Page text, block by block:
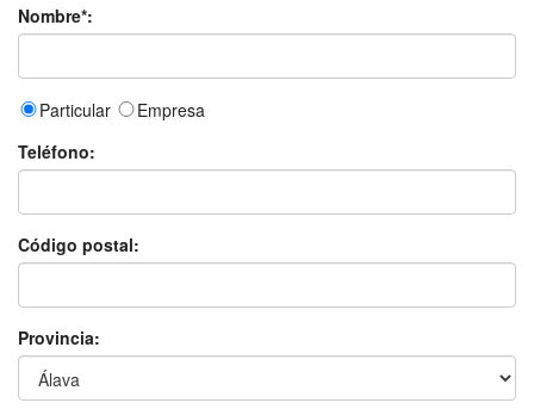
Nombre*:
Particular
Empresa
Teléfono:
Código postal:
Provincia: